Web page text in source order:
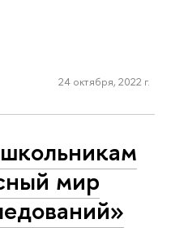
24 октября, 2022 г.
мир